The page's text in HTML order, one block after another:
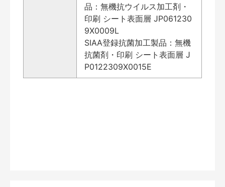
品：無機抗ウイルス加工剤・
印刷 シート表面層 JP061230
9X0009L
SIAA登録抗菌加工製品：無機
抗菌剤・印刷 シート表面層 J
P0122309X0015E